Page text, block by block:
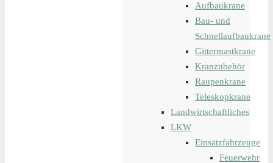
Aufbaukrane
Bau- und
Schnellaufbaukrane
Gittermastkrane
Kranzubehör
Raupenkrane
Teleskopkrane
Landwirtschaftliches
LKW
Einsatzfahrzeuge
Feuerwehr